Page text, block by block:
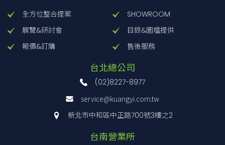
全方位整合提案
SHOWROOM
展覽&研討會
目錄&圖檔提供
報價&訂購
售後服務
台北總公司
(02)8227-8977
service@kuangyi.com.tw
新北市中和區中正路700號3樓之2
台南營業所